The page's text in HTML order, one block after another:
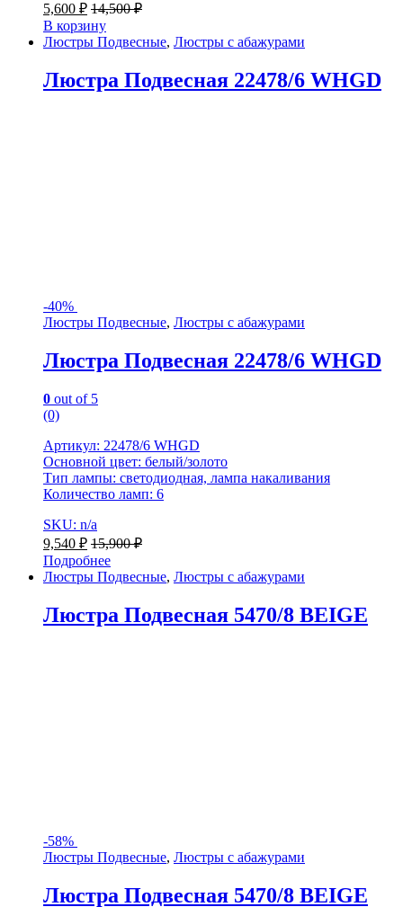
5,600 ₽ 14,500₽
В корзину
Люстры Подвесные, Люстры с абажурами
Люстра Подвесная 22478/6 WHGD
-40%
Люстры Подвесные, Люстры с абажурами
Люстра Подвесная 22478/6 WHGD
0 out of 5
(0)
Артикул: 22478/6 WHGD
Основной цвет: белый/золото
Тип лампы: светодиодная, лампа накаливания
Количество ламп: 6
SKU: n/a
9,540 ₽ 15,900₽
Подробнее
Люстры Подвесные, Люстры с абажурами
Люстра Подвесная 5470/8 BEIGE
-58%
Люстры Подвесные, Люстры с абажурами
Люстра Подвесная 5470/8 BEIGE